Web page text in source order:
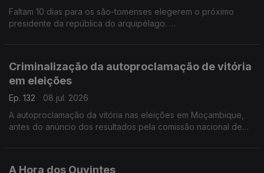
Faltam 10 dias para os são-tomenses elegerem o próximo
presidente da república do arquipélago.
Criminalização da autoproclamação de vitória
em eleições
Ep. 132
08 jul. 2026
A autoproclamação da vitória nas eleições em Moçambique,
antes do anúncio dos resultados pela comissão nacional de
A Hora dos Ouvintes